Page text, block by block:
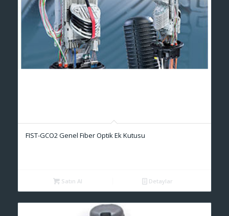
FIST-GCO2 Genel Fiber Optik Ek Kutusu
Satın Al Detaylar